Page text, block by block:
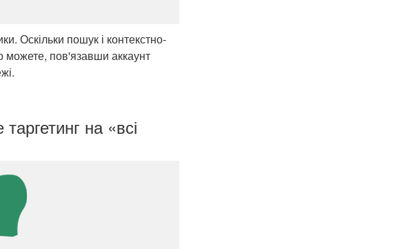
Оскільки пошук і контекстно-
можете, пов'язавши аккаунт
на «всі